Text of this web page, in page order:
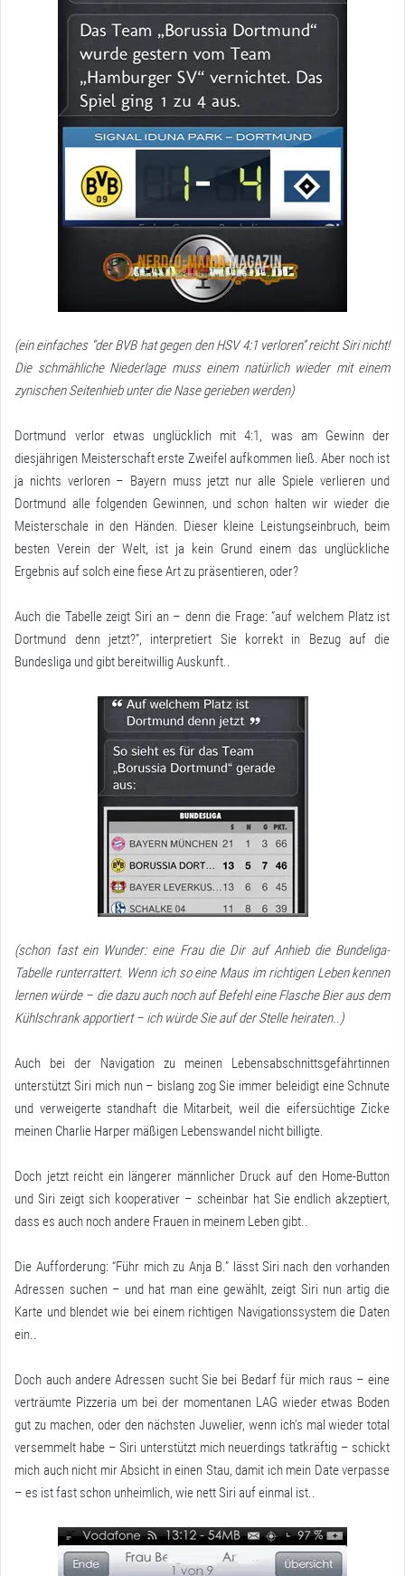
(ein einfaches “der BVB hat gegen den HSV 4:1 verloren” reicht Siri nicht!
Die schmähliche Niederlage muss einem natürlich wieder mit einem
zynischen Seitenhieb unter die Nase gerieben werden)
Dortmund verlor etwas unglücklich mit 4:1, was am Gewinn der
diesjährigen Meisterschaft erste Zweifel aufkommen ließ. Aber noch ist
ja nichts verloren – Bayern muss jetzt nur alle Spiele verlieren und
Dortmund alle folgenden Gewinnen, und schon halten wir wieder die
Meisterschale in den Händen. Dieser kleine Leistungseinbruch, beim
besten Verein der Welt, ist ja kein Grund einem das unglückliche
Ergebnis auf solch eine fiese Art zu präsentieren, oder?
Auch die Tabelle zeigt Siri an – denn die Frage: ”auf welchem Platz ist
Dortmund denn jetzt?”, interpretiert Sie korrekt in Bezug auf die
Bundesliga und gibt bereitwillig Auskunft..
(schon fast ein Wunder: eine Frau die Dir auf Anhieb die Bundeliga-
Tabelle runterrattert. Wenn ich so eine Maus im richtigen Leben kennen
lernen würde – die dazu auch noch auf Befehl eine Flasche Bier aus dem
Kühlschrank apportiert – ich würde Sie auf der Stelle heiraten..)
Auch bei der Navigation zu meinen Lebensabschnittsgefährtinnen
unterstützt Siri mich nun – bislang zog Sie immer beleidigt eine Schnute
und verweigerte standhaft die Mitarbeit, weil die eifersüchtige Zicke
meinen Charlie Harper mäßigen Lebenswandel nicht billigte.
Doch jetzt reicht ein längerer männlicher Druck auf den Home-Button
und Siri zeigt sich kooperativer – scheinbar hat Sie endlich akzeptiert,
dass es auch noch andere Frauen in meinem Leben gibt..
Die Aufforderung: “Führ mich zu Anja B.” lässt Siri nach den vorhanden
Adressen suchen – und hat man eine gewählt, zeigt Siri nun artig die
Karte und blendet wie bei einem richtigen Navigationssystem die Daten
ein..
Doch auch andere Adressen sucht Sie bei Bedarf für mich raus – eine
verträumte Pizzeria um bei der momentanen LAG wieder etwas Boden
gut zu machen, oder den nächsten Juwelier, wenn ich’s mal wieder total
versemmelt habe – Siri unterstützt mich neuerdings tatkräftig – schickt
mich auch nicht mir Absicht in einen Stau, damit ich mein Date verpasse
– es ist fast schon unheimlich, wie nett Siri auf einmal ist..